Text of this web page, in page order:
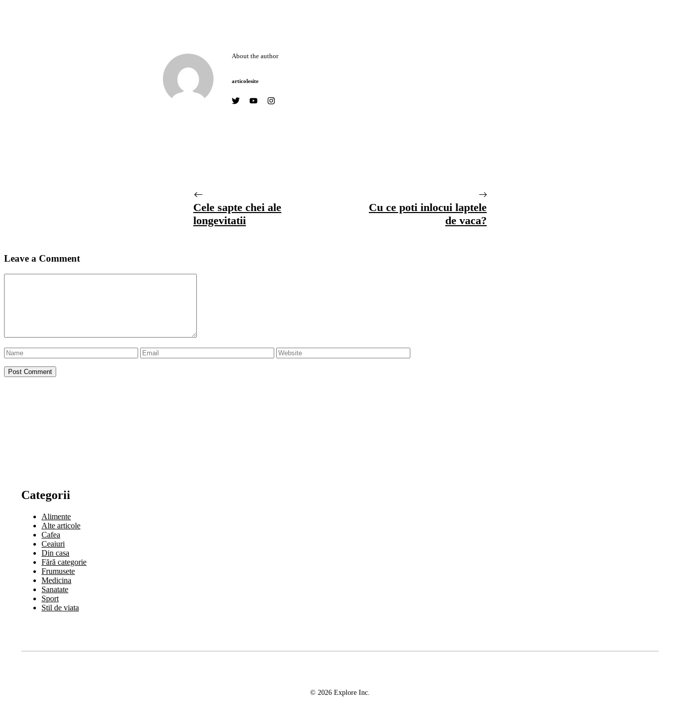
About the author
articolesite
Cele sapte chei ale
longevitatii
Cu ce poti inlocui laptele
de vaca?
Leave a Comment
Name Email Website
Categorii
Alimente
Alte articole
Cafea
Ceaiuri
Din casa
Fără categorie
Frumusete
Medicina
Sanatate
Sport
Stil de viata
© 2026 Explore Inc.